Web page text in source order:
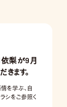
依梨が9月
ます。
を学ぶ、自
シをご参照く